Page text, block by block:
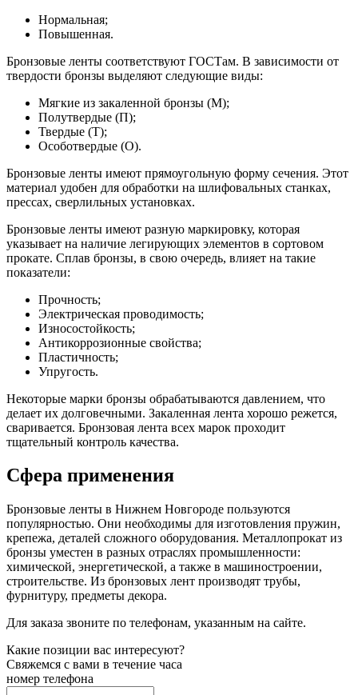
Нормальная;
Повышенная.
Бронзовые ленты соответствуют ГОСТам. В зависимости от
твердости бронзы выделяют следующие виды:
Мягкие из закаленной бронзы (М);
Полутвердые (П);
Твердые (Т);
Особотвердые (О).
Бронзовые ленты имеют прямоугольную форму сечения. Этот
материал удобен для обработки на шлифовальных станках,
прессах, сверлильных установках.
Бронзовые ленты имеют разную маркировку, которая
указывает на наличие легирующих элементов в сортовом
прокате. Сплав бронзы, в свою очередь, влияет на такие
показатели:
Прочность;
Электрическая проводимость;
Износостойкость;
Антикоррозионные свойства;
Пластичность;
Упругость.
Некоторые марки бронзы обрабатываются давлением, что
делает их долговечными. Закаленная лента хорошо режется,
сваривается. Бронзовая лента всех марок проходит
тщательный контроль качества.
Сфера применения
Бронзовые ленты в Нижнем Новгороде пользуются
популярностью. Они необходимы для изготовления пружин,
крепежа, деталей сложного оборудования. Металлопрокат из
бронзы уместен в разных отраслях промышленности:
химической, энергетической, а также в машиностроении,
строительстве. Из бронзовых лент производят трубы,
фурнитуру, предметы декора.
Для заказа звоните по телефонам, указанным на сайте.
Какие позиции вас интересуют?
Свяжемся с вами в течение часа
номер телефона